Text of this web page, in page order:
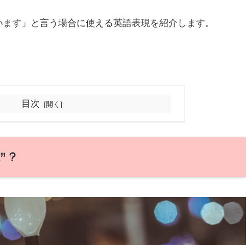
す」と言う場合に使える英語表現を紹介します。
目次
？